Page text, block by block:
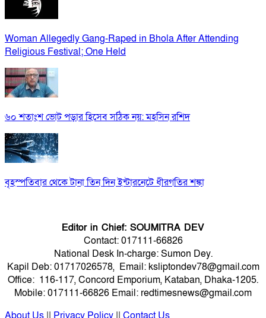
Woman Allegedly Gang-Raped in Bhola After Attending
Religious Festival; One Held
৬০ শতাংশ ভোট পড়ার হিসেব সঠিক নয়: মহসিন রশিদ
বৃহস্পতিবার থেকে টানা তিন দিন ইন্টারনেটে ধীরগতির শঙ্কা
Editor in Chief: SOUMITRA DEV
Contact: 017111-66826
National Desk In-charge: Sumon Dey.
Kapil Deb: 01717026578, Email: ksliptondev78@gmail.com
Office: 116-117, Concord Emporium, Kataban, Dhaka-1205.
Mobile: 017111-66826 Email: redtimesnews@gmail.com